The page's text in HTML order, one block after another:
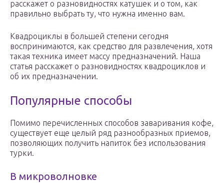
расскажет о разновидностях катушек и о том, как
правильно выбрать ту, что нужна именно вам.
Квадроциклы в большей степени сегодня
воспринимаются, как средство для развлечения, хотя
такая техника имеет массу предназначений. Наша
статья расскажет о разновидностях квадроциклов и
об их предназначении.
Популярные способы
Помимо перечисленных способов заваривания кофе,
существует еще целый ряд разнообразных приемов,
позволяющих получить напиток без использования
турки.
В микроволновке